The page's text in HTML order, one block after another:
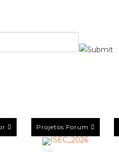
Projetos Forum
Pub